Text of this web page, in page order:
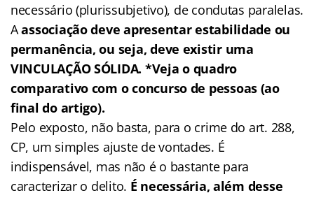
necessário (plurissubjetivo), de condutas paralelas.
Aassociação deve apresentar estabilidade ou
permanência, ou seja, deve existir uma
VINCULAÇÃO SÓLIDA. *Veja o quadro
comparativo com o concurso de pessoas (ao
final do artigo).
Pelo exposto, não basta, para o crime do art. 288,
CP, um simples ajuste de vontades. É
indispensável, mas não é o bastante para
caracterizar o delito. É necessária, além desse